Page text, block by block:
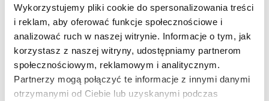
Wykorzystujemy pliki cookie do spersonalizowania treści
i reklam, aby oferować funkcje społecznościowe i
analizować ruch w naszej witrynie. Informacje o tym, jak
korzystasz z naszej witryny, udostępniamy partnerom
społecznościowym, reklamowym i analitycznym.
Partnerzy mogą połączyć te informacje z innymi danymi
otrzymanymi od Ciebie lub uzyskanymi podczas
E-mail biuro@wydawnictwofilia.pl
INNI KLIENCI KUPOWALI